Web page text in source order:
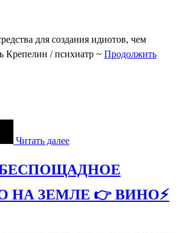
для создания идиотов, чем
Крепелин / психиатр ~ Продолжить
Читать далее
НА ЗЕМЛЕ 👉 ВИНО⚡